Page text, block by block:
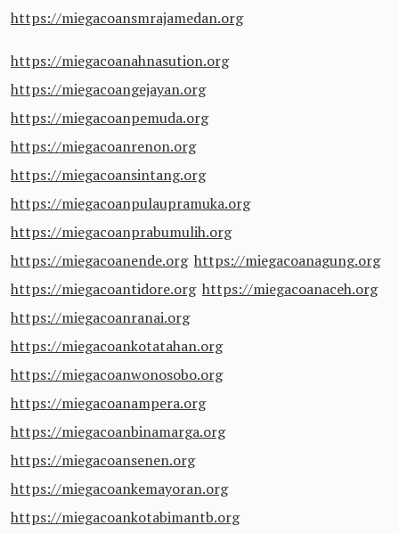
https://miegacoansmrajamedan.org
https://miegacoanahnasution.org
https://miegacoangejayan.org
https://miegacoanpemuda.org
https://miegacoanrenon.org
https://miegacoansintang.org
https://miegacoanpulaupramuka.org
https://miegacoanprabumulih.org
https://miegacoanende.org https://miegacoanagung.org
https://miegacoantidore.org https://miegacoanaceh.org
https://miegacoanranai.org
https://miegacoankotatahan.org
https://miegacoanwonosobo.org
https://miegacoanampera.org
https://miegacoanbinamarga.org
https://miegacoansenen.org
https://miegacoankemayoran.org
https://miegacoankotabimantb.org